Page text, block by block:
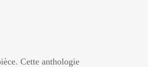
Cette anthologie